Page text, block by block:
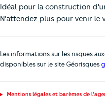
Idéal pour la construction
N'attendez plus pour venir le
Les informations sur les risques
disponibles sur le site Géorisques
Mentions légales et barèmes de